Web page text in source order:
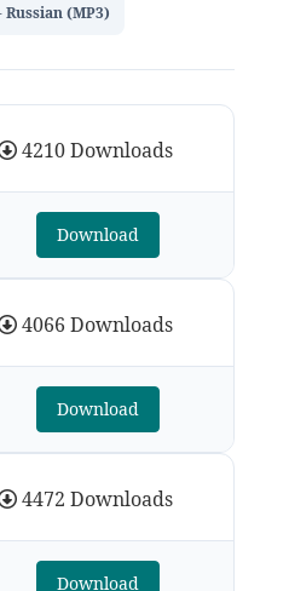
(MP3)
4210 Downloads
Download
4066 Downloads
Download
4472 Downloads
Download